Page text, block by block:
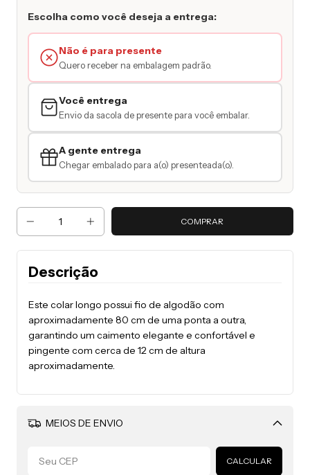
Escolha como você deseja a entrega:
Não é para presente
Quero receber na embalagem padrão.
Você entrega
Envio da sacola de presente para você embalar.
A gente entrega
Chegar embalado para a(o) presenteada(o).
Descrição
Este colar longo possui fio de algodão com
aproximadamente 80 cm de uma ponta a outra,
garantindo um caimento elegante e confortável e
pingente com cerca de 12 cm de altura
aproximadamente.
MEIOS DE ENVIO
Alterar CEP
CALCULAR